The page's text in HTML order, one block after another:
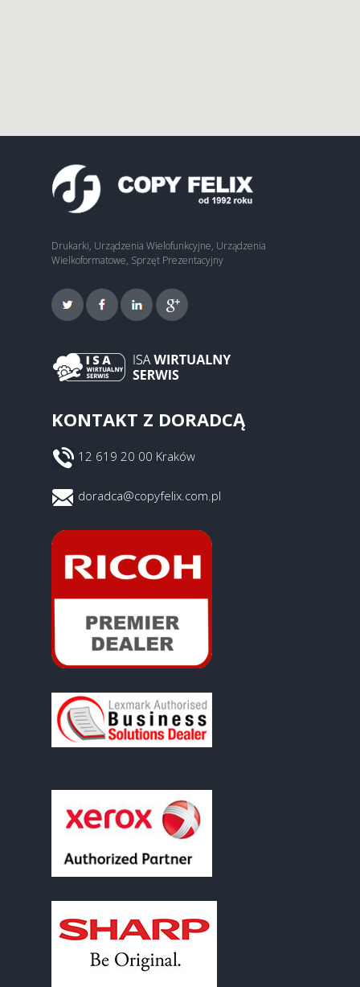
Drukarki, Urządzenia Wielofunkcyjne, Urządzenia
Wielkoformatowe, Sprzęt Prezentacyjny
KONTAKT Z DORADCĄ
12 619 20 00 Kraków
doradca@copyfelix.com.pl